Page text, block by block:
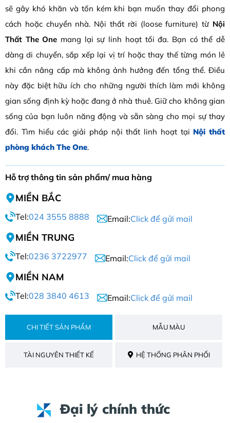
sẽ gây khó khăn và tốn kém khi bạn muốn thay đổi phong
cách hoặc chuyển nhà. Nội thất rời (loose furniture) từ Nội
Thất The One mang lại sự linh hoạt tối đa. Bạn có thể dễ
dàng di chuyển, sắp xếp lại vị trí hoặc thay thế từng món lẻ
khi cần nâng cấp mà không ảnh hưởng đến tổng thể. Điều
này đặc biệt hữu ích cho những người thích làm mới không
gian sống định kỳ hoặc đang ở nhà thuê. Giữ cho không gian
sống của bạn luôn năng động và sẵn sàng cho mọi sự thay
đổi. Tìm hiểu các giải pháp nội thất linh hoạt tại Nội thất
phòng khách The One.
Hỗ trợ thông tin sản phẩm/ mua hàng
MIỀN BẮC
Tel:024 3555 8888 Email:Click để gửi mail
MIỀN TRUNG
Tel:0236 3722977 Email:Click để gửi mail
MIỀN NAM
Tel:028 3840 4613 Email:Click để gửi mail
CHI TIẾT SẢN PHẨM MẪU MÀU
TÀI NGUYÊN THIẾT KẾ HỆ THỐNG PHÂN PHỐI
Đại lý chính thức